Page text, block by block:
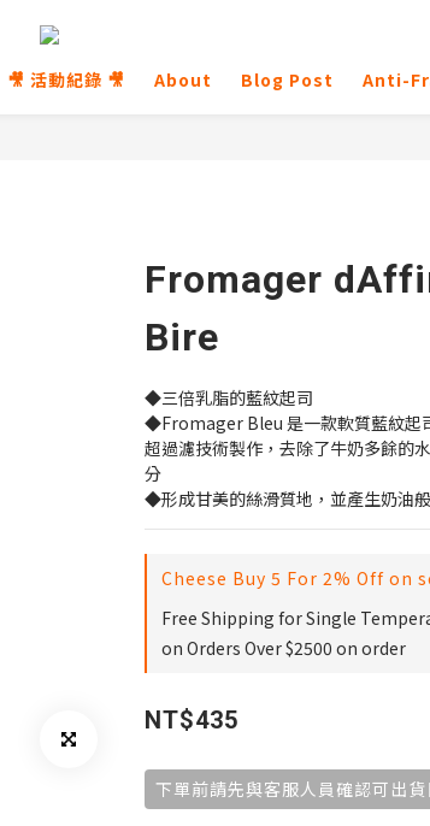
🎥 活動紀錄 🎥 About Blog Post Anti-
Fromager
Bire
◆三倍乳脂的藍紋起司
◆Fromager Bleu 是一款軟質藍紋起
超過濾技術製作，去除了牛奶多餘的
分
◆形成甘美的絲滑質地，並產生奶油
Cheese Buy 5 For 2% Off on
Free Shipping for Single
on Orders Over $2500 on order
NT$435
下單前請先與客服人員確認可出貨